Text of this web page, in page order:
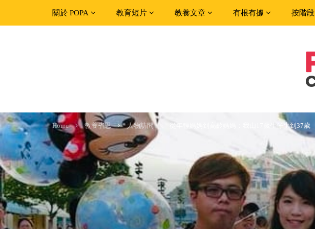
關於 POPA 教育短片 教養文章 有根有據 按階段
Home 教養省思 人物訪問 從年輕媽媽到高齡媽媽：我由17歲生仔生到37歲